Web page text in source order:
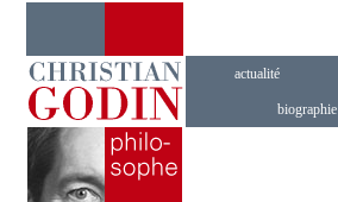
actualité
biographie